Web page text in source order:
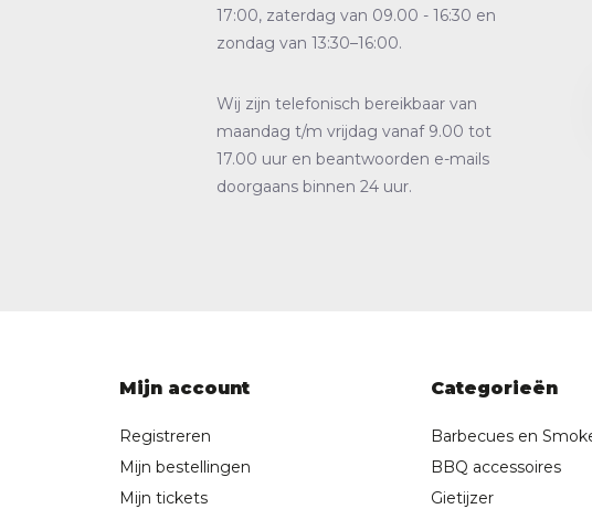
17:00, zaterdag van 09.00 - 16:30 en
zondag van 13:30–16:00.
Wij zijn telefonisch bereikbaar van
maandag t/m vrijdag vanaf 9.00 tot
17.00 uur en beantwoorden e-mails
doorgaans binnen 24 uur.
Mijn account
Registreren
Mijn bestellingen
Mijn tickets
Categorieën
Barbecues en
BBQ accessoires
Gietijzer